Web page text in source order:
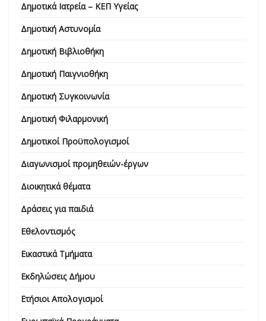
Δημοτικά Ιατρεία – ΚΕΠ Υγείας
Δημοτική Αστυνομία
Δημοτική Βιβλιοθήκη
Δημοτική Παιγνιοθήκη
Δημοτική Συγκοινωνία
Δημοτική Φιλαρμονική
Δημοτικοί Προϋπολογισμοί
Διαγωνισμοί προμηθειών-έργων
Διοικητικά θέματα
Δράσεις για παιδιά
Εθελοντισμός
Εικαστικά Τμήματα
Εκδηλώσεις Δήμου
Ετήσιοι Απολογισμοί